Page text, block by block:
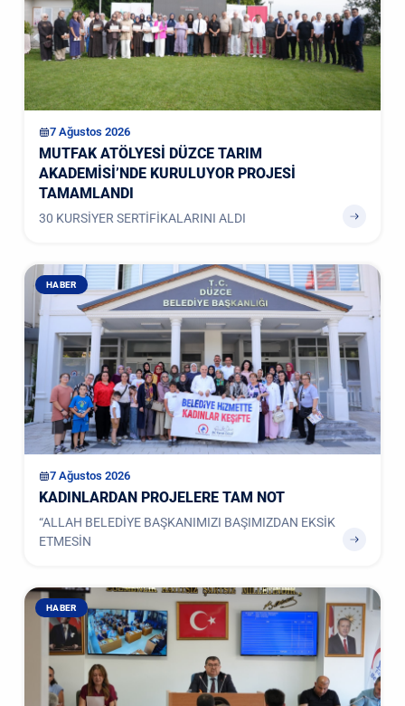
7 Ağustos 2026
MUTFAK ATÖLYESİ DÜZCE TARIM
AKADEMİSİ’NDE KURULUYOR PROJESİ
TAMAMLANDI
30 KURSİYER SERTİFİKALARINI ALDI
HABER
7 Ağustos 2026
KADINLARDAN PROJELERE TAM NOT
“ALLAH BELEDİYE BAŞKANIMIZI BAŞIMIZDAN EKSİK
ETMESİN
HABER